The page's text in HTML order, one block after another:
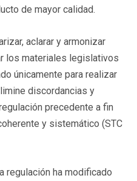
de mayor calidad.
aclarar y armonizar
los materiales legislativos
únicamente para realizar
discordancias y
precedente a fin
y sistemático (STC
regulación ha modificado